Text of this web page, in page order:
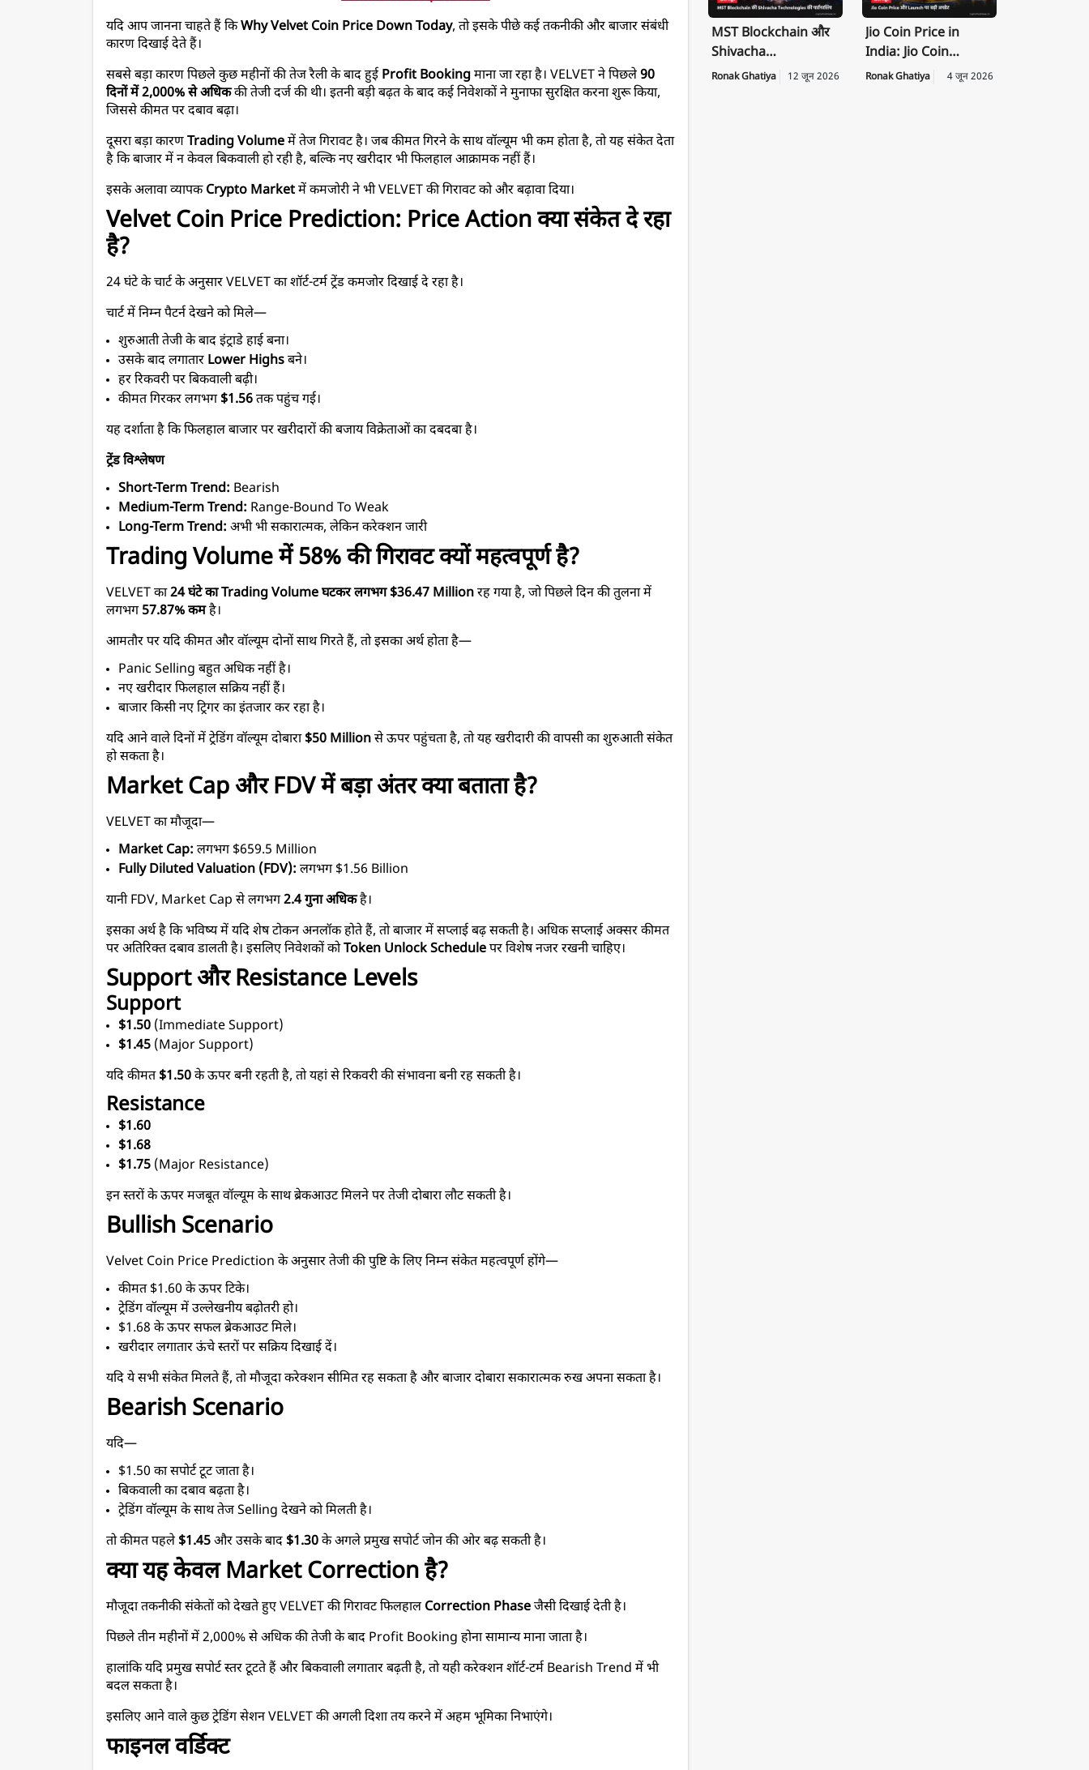
यदि आप जानना चाहते हैं कि Why Velvet Coin Price Down Today, तो इसके पीछे कई तकनीकी और बाजार संबंधी
कारण दिखाई देते हैं।
सबसे बड़ा कारण पिछले कुछ महीनों की तेज रैली के बाद हुई Profit Booking माना जा रहा है। VELVET ने पिछले 90
दिनों में 2,000% से अधिक की तेजी दर्ज की थी। इतनी बड़ी बढ़त के बाद कई निवेशकों ने मुनाफा सुरक्षित करना शुरू किया,
जिससे कीमत पर दबाव बढ़ा।
दूसरा बड़ा कारण Trading Volume में तेज गिरावट है। जब कीमत गिरने के साथ वॉल्यूम भी कम होता है, तो यह संकेत देता
है कि बाजार में न केवल बिकवाली हो रही है, बल्कि नए खरीदार भी फिलहाल आक्रामक नहीं हैं।
इसके अलावा व्यापक Crypto Market में कमजोरी ने भी VELVET की गिरावट को और बढ़ावा दिया।
Velvet Coin Price Prediction: Price Action क्या संकेत दे रहा
है?
24 घंटे के चार्ट के अनुसार VELVET का शॉर्ट-टर्म ट्रेंड कमजोर दिखाई दे रहा है।
चार्ट में निम्न पैटर्न देखने को मिले—
शुरुआती तेजी के बाद इंट्राडे हाई बना।
उसके बाद लगातार Lower Highs बने।
हर रिकवरी पर बिकवाली बढ़ी।
कीमत गिरकर लगभग $1.56 तक पहुंच गई।
यह दर्शाता है कि फिलहाल बाजार पर खरीदारों की बजाय विक्रेताओं का दबदबा है।
ट्रेंड विश्लेषण
Short-Term Trend: Bearish
Medium-Term Trend: Range-Bound To Weak
Long-Term Trend: अभी भी सकारात्मक, लेकिन करेक्शन जारी
Trading Volume में 58% की गिरावट क्यों महत्वपूर्ण है?
VELVET का 24 घंटे का Trading Volume घटकर लगभग $36.47 Million रह गया है, जो पिछले दिन की तुलना में
लगभग 57.87% कम है।
आमतौर पर यदि कीमत और वॉल्यूम दोनों साथ गिरते हैं, तो इसका अर्थ होता है—
Panic Selling बहुत अधिक नहीं है।
नए खरीदार फिलहाल सक्रिय नहीं हैं।
बाजार किसी नए ट्रिगर का इंतजार कर रहा है।
यदि आने वाले दिनों में ट्रेडिंग वॉल्यूम दोबारा $50 Million से ऊपर पहुंचता है, तो यह खरीदारी की वापसी का शुरुआती संकेत
हो सकता है।
Market Cap और FDV में बड़ा अंतर क्या बताता है?
VELVET का मौजूदा—
Market Cap: लगभग $659.5 Million
Fully Diluted Valuation (FDV): लगभग $1.56 Billion
यानी FDV, Market Cap से लगभग 2.4 गुना अधिक है।
इसका अर्थ है कि भविष्य में यदि शेष टोकन अनलॉक होते हैं, तो बाजार में सप्लाई बढ़ सकती है। अधिक सप्लाई अक्सर कीमत
पर अतिरिक्त दबाव डालती है। इसलिए निवेशकों को Token Unlock Schedule पर विशेष नजर रखनी चाहिए।
Support और Resistance Levels
Support
$1.50 (Immediate Support)
$1.45 (Major Support)
यदि कीमत $1.50 के ऊपर बनी रहती है, तो यहां से रिकवरी की संभावना बनी रह सकती है।
Resistance
$1.60
$1.68
$1.75 (Major Resistance)
इन स्तरों के ऊपर मजबूत वॉल्यूम के साथ ब्रेकआउट मिलने पर तेजी दोबारा लौट सकती है।
Bullish Scenario
Velvet Coin Price Prediction के अनुसार तेजी की पुष्टि के लिए निम्न संकेत महत्वपूर्ण होंगे—
कीमत $1.60 के ऊपर टिके।
ट्रेडिंग वॉल्यूम में उल्लेखनीय बढ़ोतरी हो।
$1.68 के ऊपर सफल ब्रेकआउट मिले।
खरीदार लगातार ऊंचे स्तरों पर सक्रिय दिखाई दें।
यदि ये सभी संकेत मिलते हैं, तो मौजूदा करेक्शन सीमित रह सकता है और बाजार दोबारा सकारात्मक रुख अपना सकता है।
Bearish Scenario
यदि—
$1.50 का सपोर्ट टूट जाता है।
बिकवाली का दबाव बढ़ता है।
ट्रेडिंग वॉल्यूम के साथ तेज Selling देखने को मिलती है।
तो कीमत पहले $1.45 और उसके बाद $1.30 के अगले प्रमुख सपोर्ट जोन की ओर बढ़ सकती है।
क्या यह केवल Market Correction है?
मौजूदा तकनीकी संकेतों को देखते हुए VELVET की गिरावट फिलहाल Correction Phase जैसी दिखाई देती है।
पिछले तीन महीनों में 2,000% से अधिक की तेजी के बाद Profit Booking होना सामान्य माना जाता है।
हालांकि यदि प्रमुख सपोर्ट स्तर टूटते हैं और बिकवाली लगातार बढ़ती है, तो यही करेक्शन शॉर्ट-टर्म Bearish Trend में भी
बदल सकता है।
इसलिए आने वाले कुछ ट्रेडिंग सेशन VELVET की अगली दिशा तय करने में अहम भूमिका निभाएंगे।
फाइनल वर्डिक्ट
MST Blockchain और
Shivacha
Technologies के बीच
Ronak Ghatiya 12 जून 2026
Jio Coin Price in
India: Jio Coin
Launch Date, Price
Ronak Ghatiya 4 जून 2026